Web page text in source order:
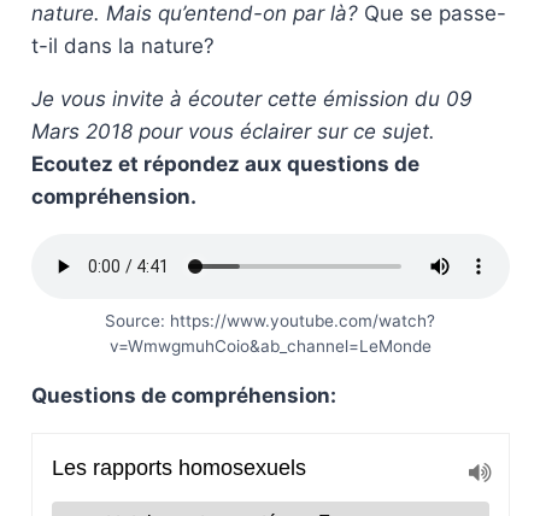
nature. Mais qu’entend-on par là?Que se passe-
t-il dans la nature?
Je vous invite à écouter cette émission du 09
Mars 2018 pour vous éclairer sur ce sujet.
Ecoutez et répondez aux questions de
compréhension.
Source: https://www.youtube.com/watch?
v=WmwgmuhCoio&ab_channel=LeMonde
Questions de compréhension: